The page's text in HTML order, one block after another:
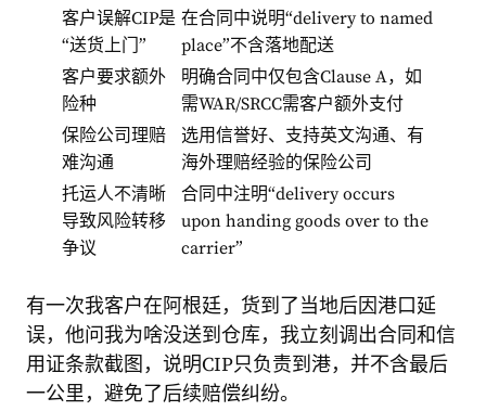
客户误解CIP是
“送货上门”
在合同中说明“delivery to named
place”不含落地配送
客户要求额外
险种
明确合同中仅包含Clause A，如
需WAR/SRCC需客户额外支付
保险公司理赔
难沟通
选用信誉好、支持英文沟通、有
海外理赔经验的保险公司
托运人不清晰
导致风险转移
争议
合同中注明“delivery occurs
upon handing goods over to the
carrier”
有一次我客户在阿根廷，货到了当地后因港口延
误，他问我为啥没送到仓库，我立刻调出合同和信
用证条款截图，说明CIP只负责到港，并不含最后
一公里，避免了后续赔偿纠纷。